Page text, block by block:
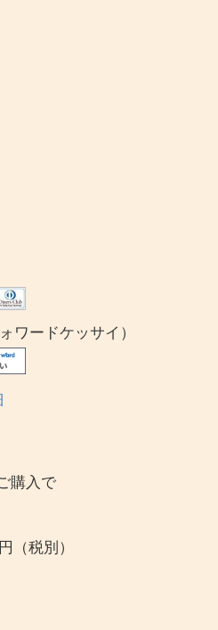
ワードケッサイ）
購入で
（税別）